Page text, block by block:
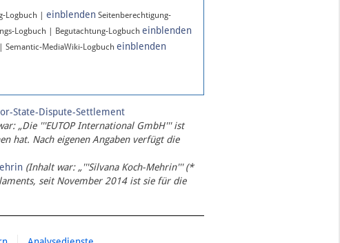
Logbuch | einblenden Seitenberechtigung-
Logbuch | Begutachtung-Logbuch einblenden
| Semantic-MediaWiki-Logbuch einblenden
State-Dispute-Settlement
„Die '''EUTOP International GmbH''' ist
hat. Nach eigenen Angaben verfügt die
(Inhalt war: „'''Silvana Koch-Mehrin''' (*
seit November 2014 ist sie für die